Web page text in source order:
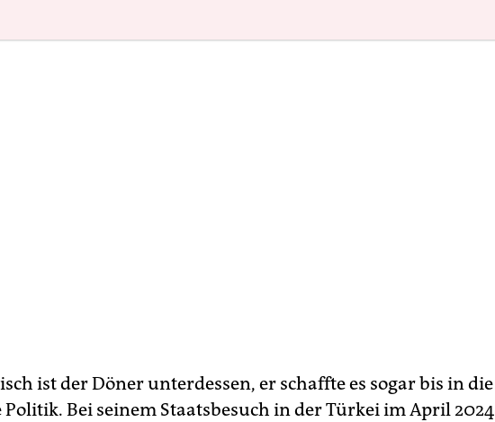
ist der Döner unterdessen, er schaffte es sogar bis in die
Politik. Bei seinem Staatsbesuch in der Türkei im April 2024